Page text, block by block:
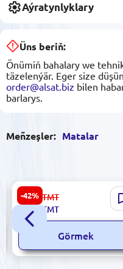
Aýratynlyklary
Üns beriň:
Önümiň bahalary we
täzelenýär. Eger size
order@alsat.biz bilen
barlarys.
Meñzeşler: Matalar
-42%
Zara 1 | Gülli Nagyşly Mata
1,45 m Giňlik
63.00 TMT
36.00
TMT
Görmek